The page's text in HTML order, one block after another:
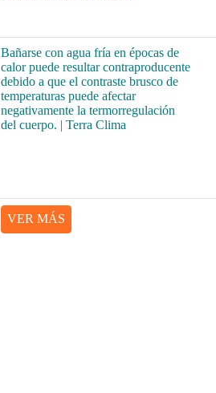
Bañarse con agua fría en épocas de
calor puede resultar contraproducente
debido a que el contraste brusco de
temperaturas puede afectar
negativamente la termorregulación
del cuerpo. | Terra Clima
VER MÁS